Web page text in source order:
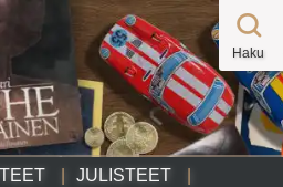
JULISTEET
Haku